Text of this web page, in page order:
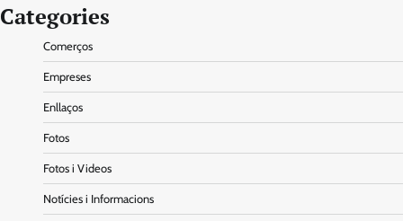
Categories
Comerços
Empreses
Enllaços
Fotos
Fotos i Videos
Notícies i Informacions